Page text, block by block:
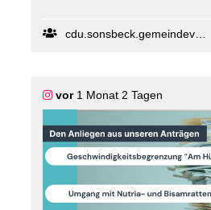
Kamps vom Verein "Denkmal
an verschiedenen Stationen
Im Anschluss ließen wir den
Essen und kühlen Getränken in
Linde" gemütlich ausklingen. 🍽️
Neben vielen guten
eines im Mittelpunkt: Zeit
besser kennenzulernen, den
stärken und als Team weiter
💛
vor1 Monat 2 Tagen